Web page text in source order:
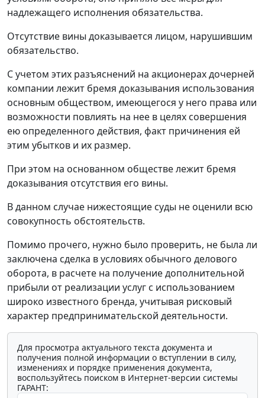
надлежащего исполнения обязательства.
Отсутствие вины доказывается лицом, нарушившим
обязательство.
С учетом этих разъяснений на акционерах дочерней
компании лежит бремя доказывания использования
основным обществом, имеющегося у него права или
возможности повлиять на нее в целях совершения
ею определенного действия, факт причинения ей
этим убытков и их размер.
При этом на основанном обществе лежит бремя
доказывания отсутствия его вины.
В данном случае нижестоящие суды не оценили всю
совокупность обстоятельств.
Помимо прочего, нужно было проверить, не была ли
заключена сделка в условиях обычного делового
оборота, в расчете на получение дополнительной
прибыли от реализации услуг с использованием
широко известного бренда, учитывая рисковый
характер предпринимательской деятельности.
Для просмотра актуального текста документа и
получения полной информации о вступлении в силу,
изменениях и порядке применения документа,
воспользуйтесь поиском в Интернет-версии системы
ГАРАНТ: